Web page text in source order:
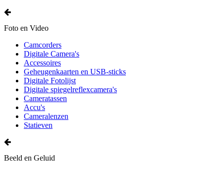
Foto en Video
Camcorders
Digitale Camera's
Accessoires
Geheugenkaarten en USB-sticks
Digitale Fotolijst
Digitale spiegelreflexcamera's
Cameratassen
Accu's
Cameralenzen
Statieven
Beeld en Geluid